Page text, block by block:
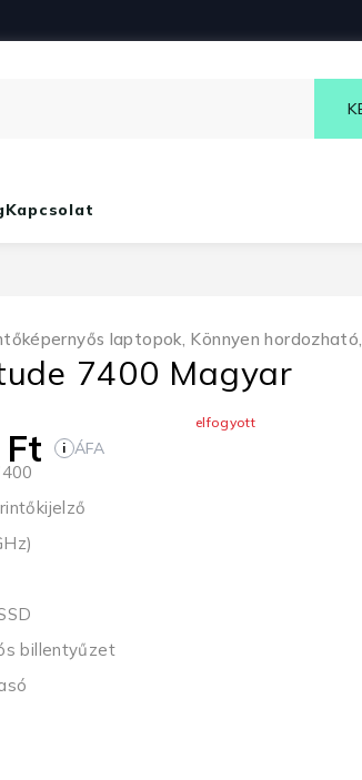
Kapcsolat
laptopok, Könnyen hordozható,
7400 Magyar
elfogyott
Ft i ÁFA
billentyűzet